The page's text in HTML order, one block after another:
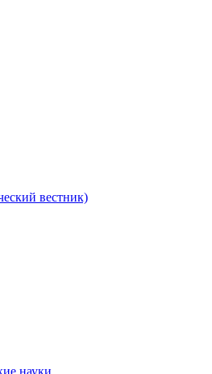
вестник)
науки